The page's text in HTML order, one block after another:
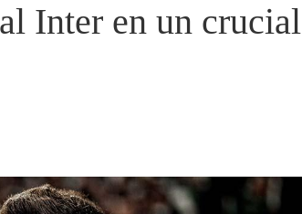
Inter en un crucial